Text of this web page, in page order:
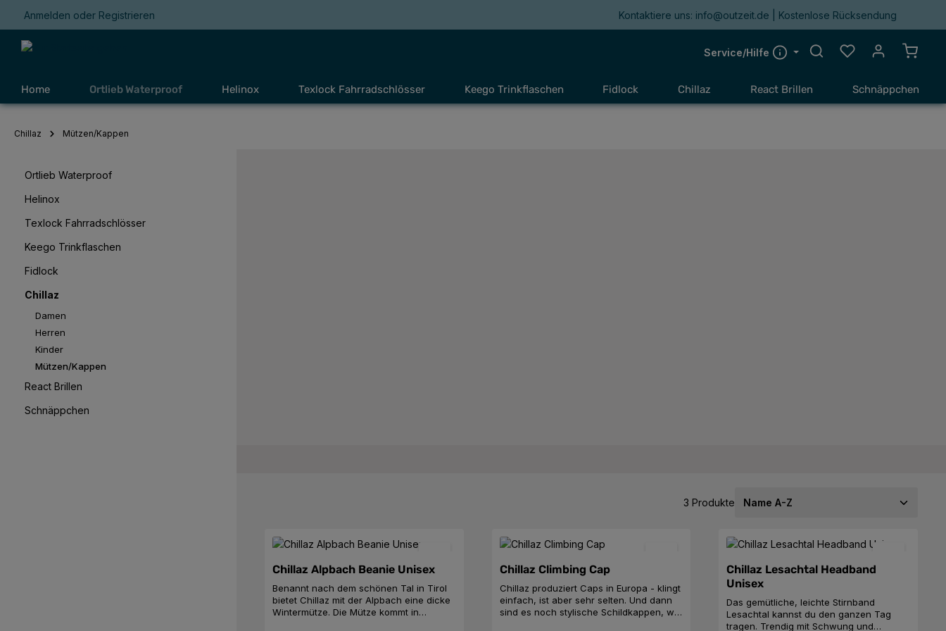
Hauptnavigation springen
Anmelden oder Registrieren Kontaktiere uns: info@outzeit.de | Kostenlose Rücksendung
Service/Hilfe
Du hast 0 Produkte
Home Ortlieb Waterproof Helinox Texlock Fahrradschlösser Keego Trinkflaschen Fidlock Chillaz React Brillen Schnäppchen
Chillaz Mützen/Kappen
Ortlieb Waterproof
Helinox
Texlock Fahrradschlösser
Keego Trinkflaschen
Fidlock
Chillaz
Damen
Herren
Kinder
Mützen/Kappen
React Brillen
Schnäppchen
3 Produkte
Chillaz Alpbach Beanie Unisex
Benannt nach dem schönen Tal in Tirol
bietet Chillaz mit der Alpbach eine dicke
Wintermütze. Die Mütze kommt in
Chillaz Climbing Cap
Chillaz produziert Caps in Europa - klingt
einfach, ist aber sehr selten. Und dann
sind es noch stylische Schildkappen, wie
Chillaz Lesachtal Headband
Unisex
Das gemütliche, leichte Stirnband
Lesachtal kannst du den ganzen Tag
tragen. Trendig mit Schwung und